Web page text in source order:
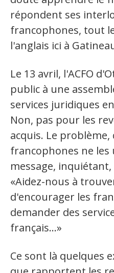
répondent ses
francophones, tout
l'anglais ici à
Le 13 avril, l'ACFO
public à une
services juridiques
Non, pas pour les
acquis. Le problème,
francophones ne les
message,
«Aidez-nous à
d'encourager les
demander des
français...»
Ce sont là quelques